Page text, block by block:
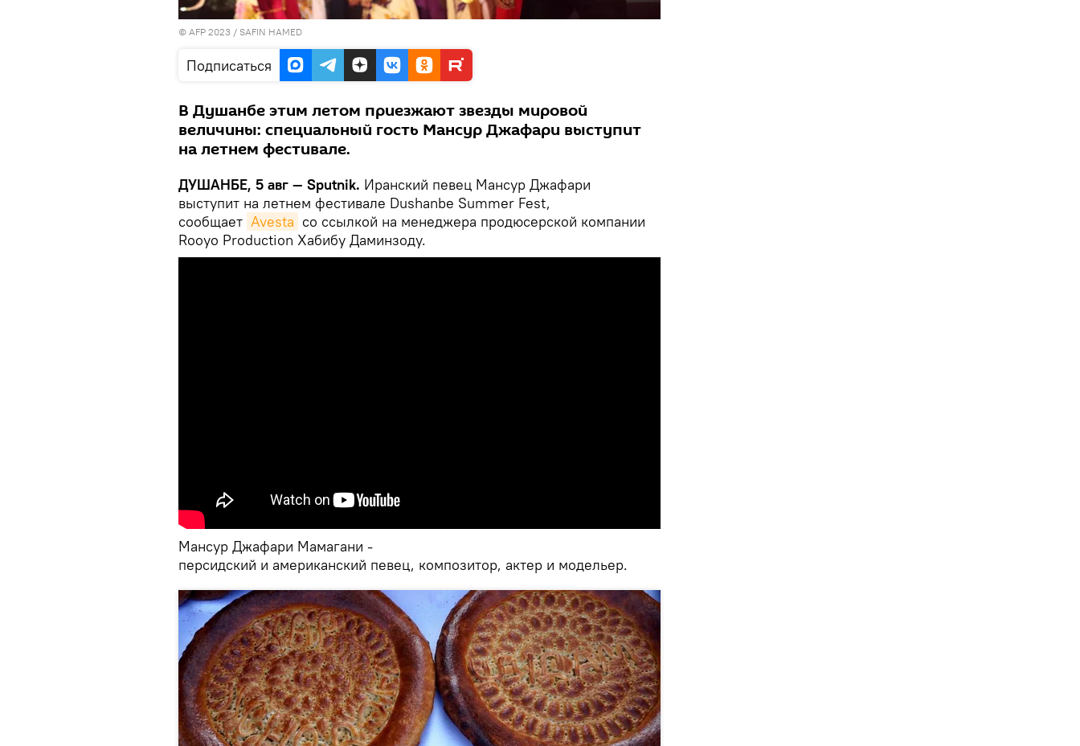
© AFP 2023 / SAFIN HAMED
Подписаться
В Душанбе этим летом приезжают звезды мировой
величины: специальный гость Мансур Джафари выступит
на летнем фестивале.
ДУШАНБЕ, 5 авг — Sputnik. Иранский певец Мансур Джафари
выступит на летнем фестивале Dushanbe Summer Fest,
сообщает Avesta со ссылкой на менеджера продюсерской компании
Rooyo Production Хабибу Даминзоду.
Мансур Джафари Мамагани -
персидский и американский певец, композитор, актер и модельер.